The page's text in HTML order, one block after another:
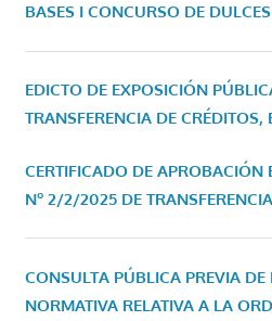
BASES I CONCURSO DE
EDICTO DE EXPOSICIÓN
TRANSFERENCIA DE
CERTIFICADO DE APROBACIÓN
Nº 2/2/2025 DE
CONSULTA PÚBLICA PREVIA DE
NORMATIVA RELATIVA A LA